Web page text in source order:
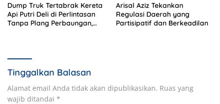
Dump Truk Tertabrak Kereta
Api Putri Deli di Perlintasan
Tanpa Plang Perbaungan,
Arisal Aziz Tekankan
Regulasi Daerah yang
Partisipatif dan Berkeadilan
Tinggalkan Balasan
Alamat email Anda tidak akan dipublikasikan. Ruas yang
wajib ditandai *